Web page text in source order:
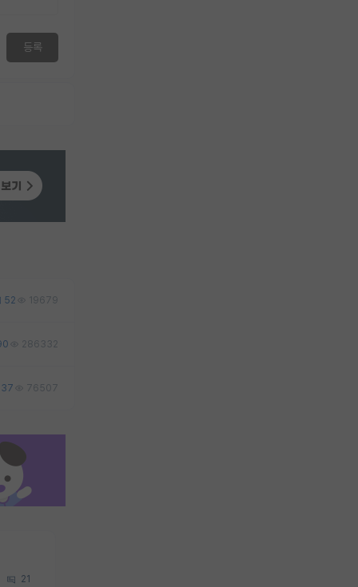
등록
52 19679
286332
37 76507
21